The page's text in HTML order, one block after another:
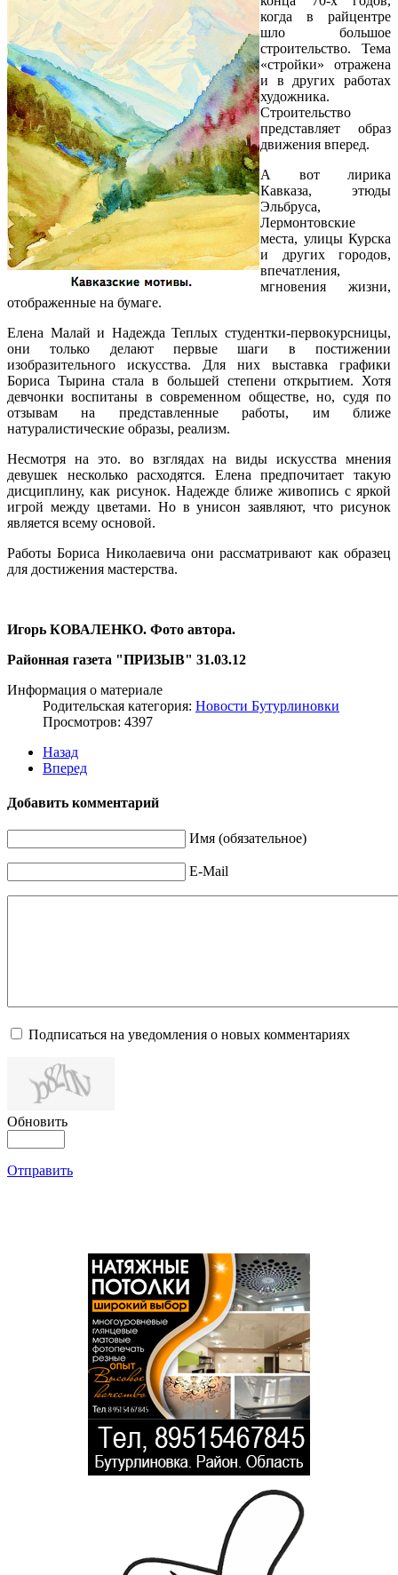
когда в райцентре
шло большое
строительство. Тема
«стройки» отражена
и в других работах
художника.
Строительство
представляет образ
движения вперед.
А вот лирика
Кавказа, этюды
Эльбруса,
Лермонтовские
места, улицы Курска
и других городов,
впечатления,
мгновения жизни,
отображенные на бумаге.
Елена Maлай и Надежда Теплых студентки-первокурсницы,
они только делают первые шаги в постижении
изобразительного искусства. Для них выставка графики
Бориса Тырина стала в большей степени открытием. Хотя
девчонки воспитаны в современном обществе, но, судя по
отзывам на представленные работы, им ближе
натуралистические образы, реализм.
Несмотря на это. во взглядах на виды искусства мнения
девушек несколько расходятся. Елена предпочитает такую
дисциплину, как рисунок. Надежде ближе живопись с яркой
игрой между цветами. Но в унисон заявляют, что рисунок
является всему основой.
Работы Бориса Николаевича они рассматривают как образец
для достижения мастерства.
Игорь КОВАЛЕНКО. Фото автора.
Районная газета "ПРИЗЫВ" 31.03.12
Информация о материале
Родительская категория: Новости Бутурлиновки
Просмотров: 4397
Назад
Вперед
Добавить комментарий
Имя (обязательное)
E-Mail
Подписаться на уведомления о новых комментариях
Обновить
Отправить